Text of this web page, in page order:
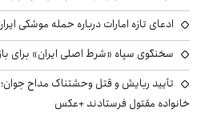
ادعای تازه امارات درباره حمله موشکی
سخنگوی سپاه «شرط اصلی ایران» برای
تأیید ربایش و قتل وحشتناک مداح
خانواده مقتول فرستادند +عکس